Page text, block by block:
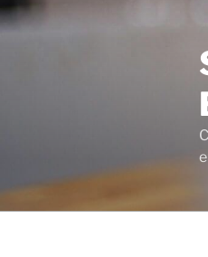
Saltar
al